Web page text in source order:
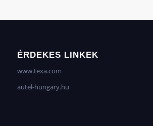
ÉRDEKES LINKEK
www.texa.com
autel-hungary.hu